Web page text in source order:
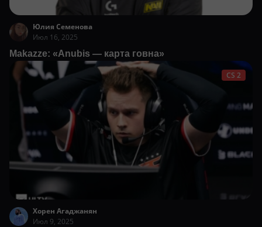
Юлия Семенова
Июл 16, 2025
Makazze: «Anubis — карта говна»
CS 2
Хорен Агаджанян
Июл 9, 2025